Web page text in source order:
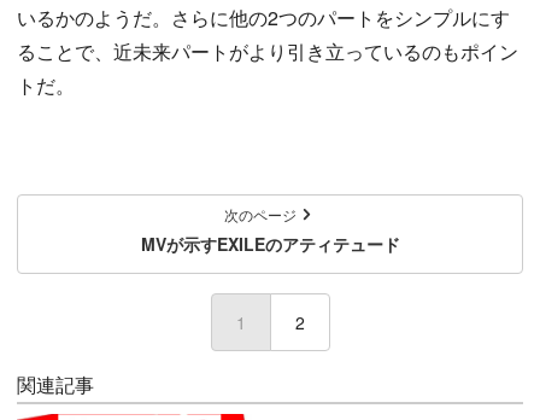
いるかのようだ。さらに他の2つのパートをシンプルにす
ることで、近未来パートがより引き立っているのもポイン
トだ。
次のページ
MVが示すEXILEのアティテュード
1 (current)
2
関連記事